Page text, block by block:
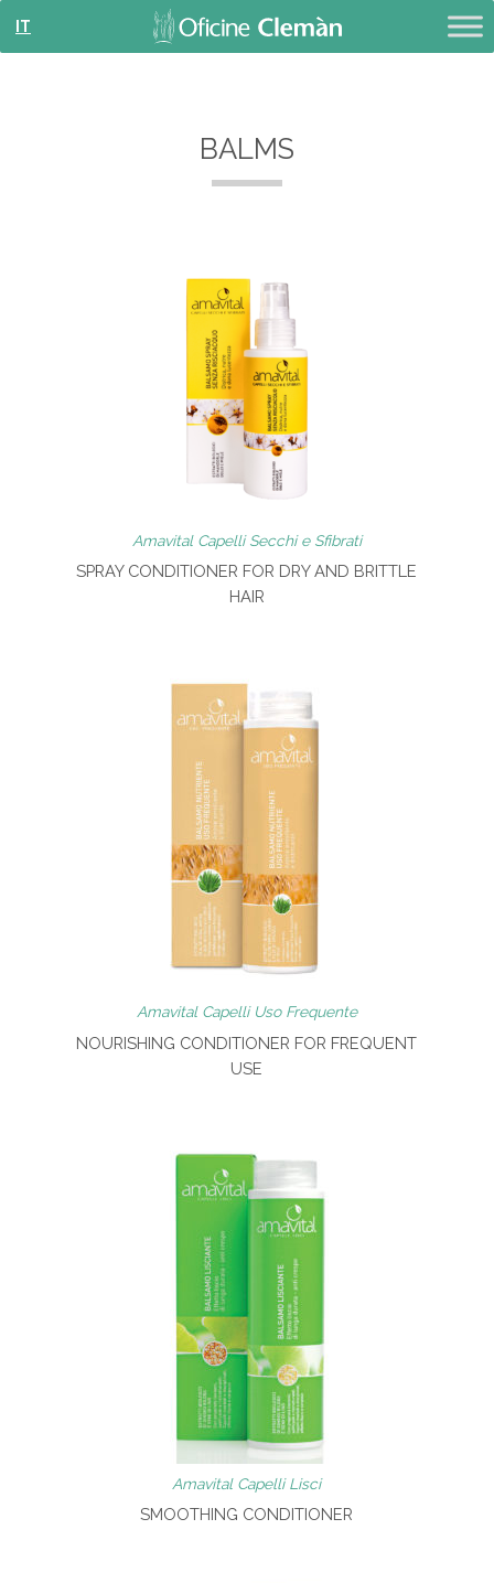
IT
BALMS
Amavital Capelli Secchi e Sfibrati
SPRAY CONDITIONER FOR DRY AND BRITTLE
HAIR
Amavital Capelli Uso Frequente
NOURISHING CONDITIONER FOR FREQUENT
USE
Amavital Capelli Lisci
SMOOTHING CONDITIONER